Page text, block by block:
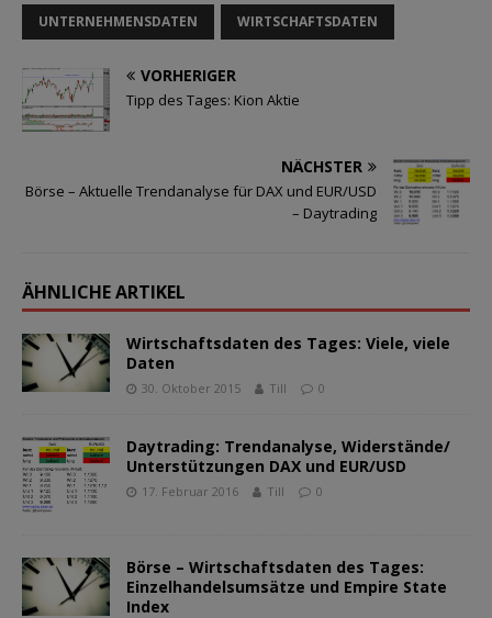
UNTERNEHMENSDATEN WIRTSCHAFTSDATEN
VORHERIGER
Tipp des Tages: Kion Aktie
NÄCHSTER
Börse – Aktuelle Trendanalyse für DAX und EUR/USD
– Daytrading
ÄHNLICHE ARTIKEL
Wirtschaftsdaten des Tages: Viele, viele
Daten
30. Oktober 2015 Till 0
Daytrading: Trendanalyse, Widerstände/
Unterstützungen DAX und EUR/USD
17. Februar 2016 Till 0
Börse – Wirtschaftsdaten des Tages:
Einzelhandelsumsätze und Empire State
Index